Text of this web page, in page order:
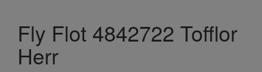
Fly Flot 4842722 Tofflor
Herr